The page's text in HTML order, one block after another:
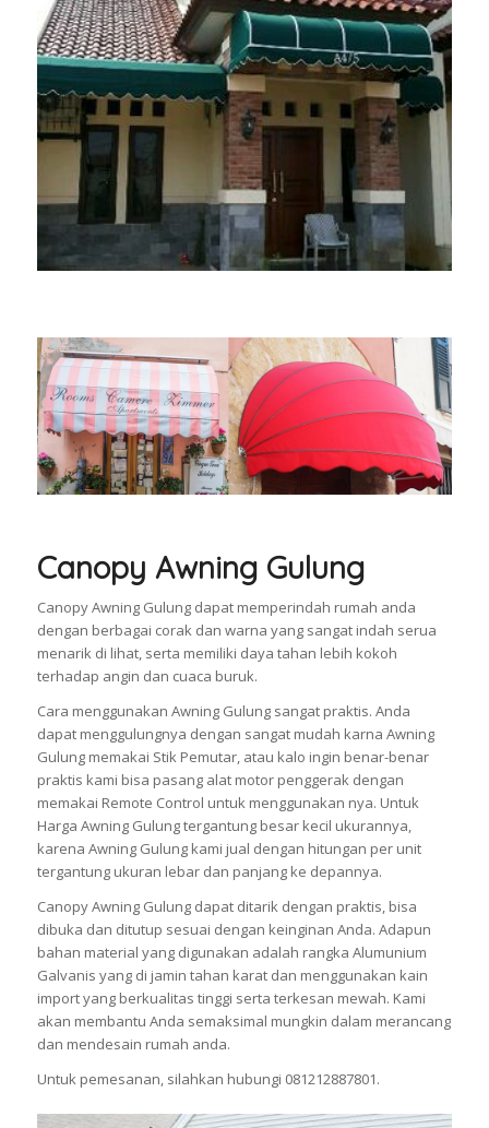
Canopy Awning Gulung
Canopy Awning Gulung dapat memperindah rumah anda
dengan berbagai corak dan warna yang sangat indah serua
menarik di lihat, serta memiliki daya tahan lebih kokoh
terhadap angin dan cuaca buruk.
Cara menggunakan Awning Gulung sangat praktis. Anda
dapat menggulungnya dengan sangat mudah karna Awning
Gulung memakai Stik Pemutar, atau kalo ingin benar-benar
praktis kami bisa pasang alat motor penggerak dengan
memakai Remote Control untuk menggunakan nya. Untuk
Harga Awning Gulung tergantung besar kecil ukurannya,
karena Awning Gulung kami jual dengan hitungan per unit
tergantung ukuran lebar dan panjang ke depannya.
Canopy Awning Gulung dapat ditarik dengan praktis, bisa
dibuka dan ditutup sesuai dengan keinginan Anda. Adapun
bahan material yang digunakan adalah rangka Alumunium
Galvanis yang di jamin tahan karat dan menggunakan kain
import yang berkualitas tinggi serta terkesan mewah. Kami
akan membantu Anda semaksimal mungkin dalam merancang
dan mendesain rumah anda.
Untuk pemesanan, silahkan hubungi 081212887801.